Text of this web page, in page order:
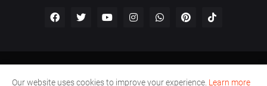
Our website uses cookies to improve your experience. Learn more